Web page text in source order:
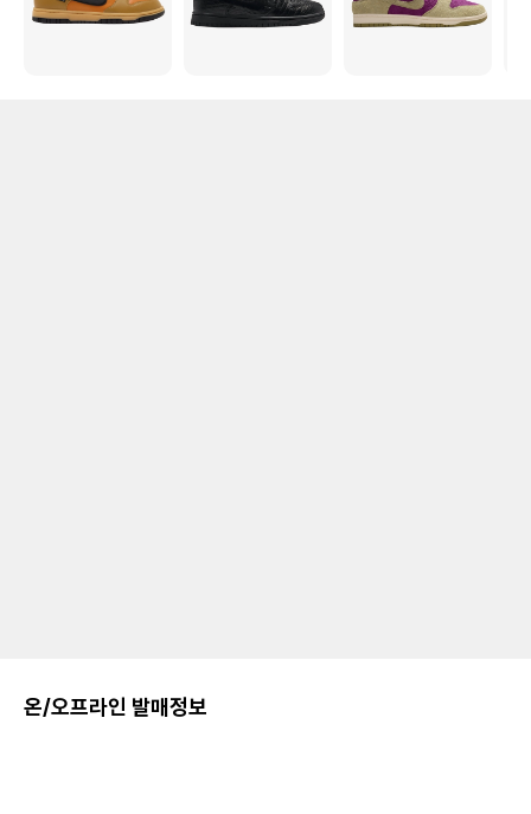
온/오프라인 발매정보